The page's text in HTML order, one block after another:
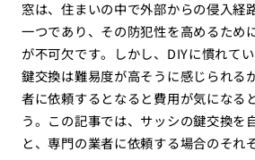
窓は、住まいの中で外部からの侵入経
一つであり、その防犯性を高めるため
が不可欠です。しかし、DIYに慣れてい
鍵交換は難易度が高そうに感じられる
者に依頼するとなると費用が気になる
う。この記事では、サッシの鍵交換を
と、専門の業者に依頼する場合のそれ